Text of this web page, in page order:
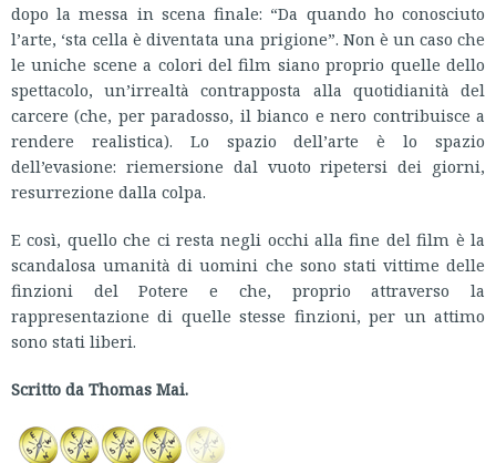
dopo la messa in scena finale: “Da quando ho conosciuto
l’arte, ‘sta cella è diventata una prigione”. Non è un caso che
le uniche scene a colori del film siano proprio quelle dello
spettacolo, un’irrealtà contrapposta alla quotidianità del
carcere (che, per paradosso, il bianco e nero contribuisce a
rendere realistica). Lo spazio dell’arte è lo spazio
dell’evasione: riemersione dal vuoto ripetersi dei giorni,
resurrezione dalla colpa.
E così, quello che ci resta negli occhi alla fine del film è la
scandalosa umanità di uomini che sono stati vittime delle
finzioni del Potere e che, proprio attraverso la
rappresentazione di quelle stesse finzioni, per un attimo
sono stati liberi.
Scritto da Thomas Mai.